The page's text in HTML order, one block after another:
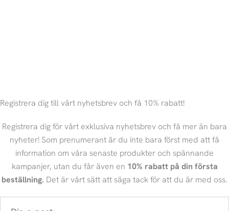
Registrera dig till vårt nyhetsbrev och få 10% rabatt!
Registrera dig för vårt exklusiva nyhetsbrev och få mer än bara
nyheter! Som prenumerant är du inte bara först med att få
information om våra senaste produkter och spännande
kampanjer, utan du får även en 10% rabatt på din första
beställning. Det är vårt sätt att säga tack för att du är med oss.